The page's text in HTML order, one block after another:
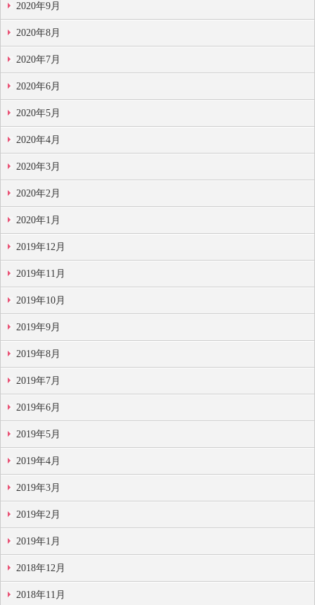
2020年9月
2020年8月
2020年7月
2020年6月
2020年5月
2020年4月
2020年3月
2020年2月
2020年1月
2019年12月
2019年11月
2019年10月
2019年9月
2019年8月
2019年7月
2019年6月
2019年5月
2019年4月
2019年3月
2019年2月
2019年1月
2018年12月
2018年11月